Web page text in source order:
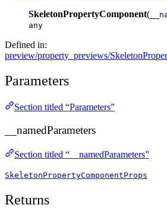
SkeletonPropertyComponent(
any
Defined in:
preview/property_previews/
Parameters
Section titled “Parameters”
__namedParameters
Section titled “__namedParameters”
SkeletonPropertyComponentProps
Returns